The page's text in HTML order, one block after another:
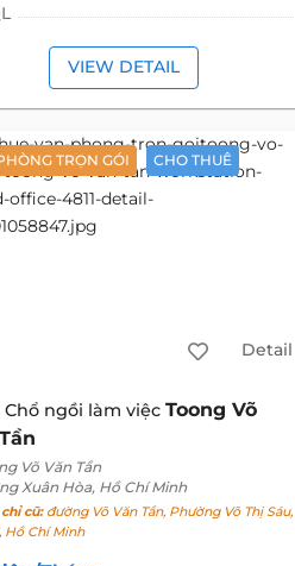
VIEW DETAIL
TRỌN GÓI CHO THUÊ
Detail
Chổ ngồi làm việcToong Võ
Võ Văn Tần
Xuân Hòa, Hồ Chí Minh
cũ:đường Võ Văn Tần, Phường Võ Thị Sáu,
Hồ Chí Minh